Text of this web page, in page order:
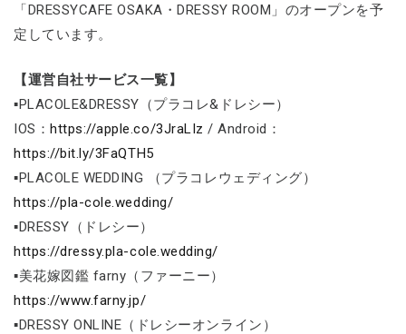
「DRESSYCAFE OSAKA・DRESSY ROOM」のオープンを予
定しています。
【運営自社サービス一覧】
▪PLACOLE&DRESSY（プラコレ&ドレシー）
IOS：https://apple.co/3JraLIz / Android：
https://bit.ly/3FaQTH5
▪PLACOLE WEDDING （プラコレウェディング）
https://pla-cole.wedding/
▪DRESSY（ドレシー）
https://dressy.pla-cole.wedding/
▪美花嫁図鑑 farny（ファーニー）
https://www.farny.jp/
▪DRESSY ONLINE（ドレシーオンライン）